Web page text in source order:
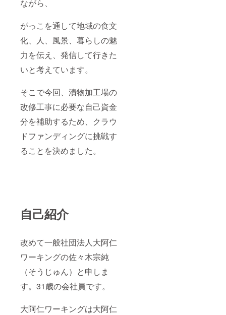
ながら、
がっこを通して地域の食文
化、人、風景、暮らしの魅
力を伝え、発信して行きた
いと考えています。
そこで今回、漬物加工場の
改修工事に必要な自己資金
分を補助するため、クラウ
ドファンディングに挑戦す
ることを決めました。
自己紹介
改めて一般社団法人大阿仁
ワーキングの佐々木宗純
（そうじゅん）と申しま
す。31歳の会社員です。
大阿仁ワーキングは大阿仁